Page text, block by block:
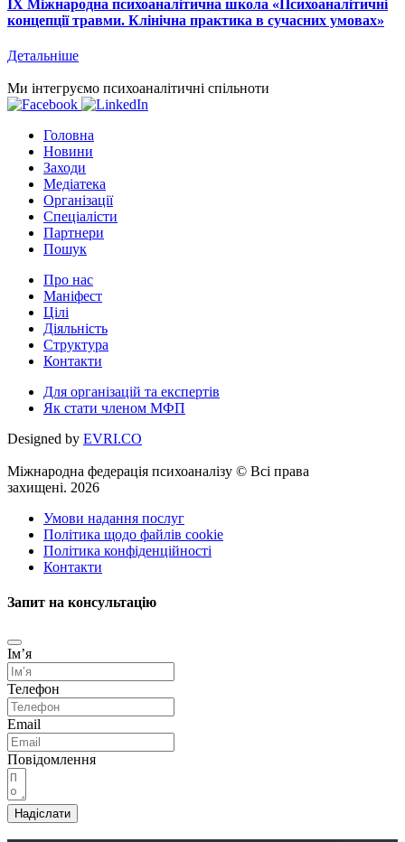
IX Міжнародна психоаналітична школа «Психоаналітичні
концепції травми. Клінічна практика в сучасних умовах»
Детальніше
Ми інтегруємо психоаналітичні спільноти
Головна
Новини
Заходи
Медіатека
Організації
Спеціалісти
Партнери
Пошук
Про нас
Маніфест
Цілі
Діяльність
Структура
Контакти
Для організацій та експертів
Як стати членом МФП
Designed by EVRI.CO
Міжнародна федерація психоаналізу © Всі права
захищені. 2026
Умови надання послуг
Політика щодо файлів cookie
Політика конфіденційності
Контакти
Запит на консультацію
Імʼя
Телефон
Email
Повідомлення
Надіслати